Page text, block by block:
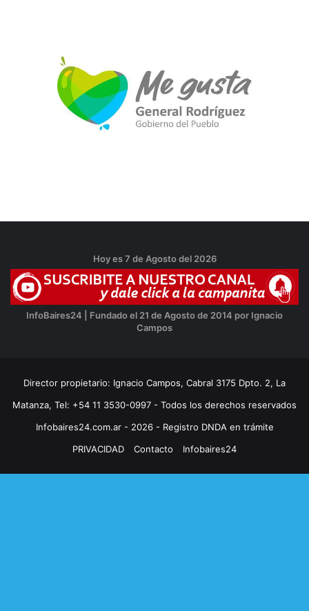
Hoy es 7 de Agosto del 2026
InfoBaires24 | Fundado el 21 de Agosto de 2014 por Ignacio
Campos
Director propietario: Ignacio Campos, Cabral 3175 Dpto. 2, La
Matanza, Tel: +54 11 3530-0997 - Todos los derechos reservados
Infobaires24.com.ar - 2026 - Registro DNDA en trámite
PRIVACIDAD
Contacto Infobaires24